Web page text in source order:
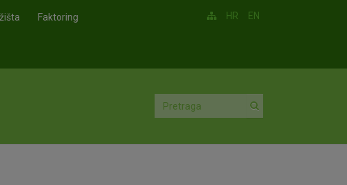
Faktoring HR EN